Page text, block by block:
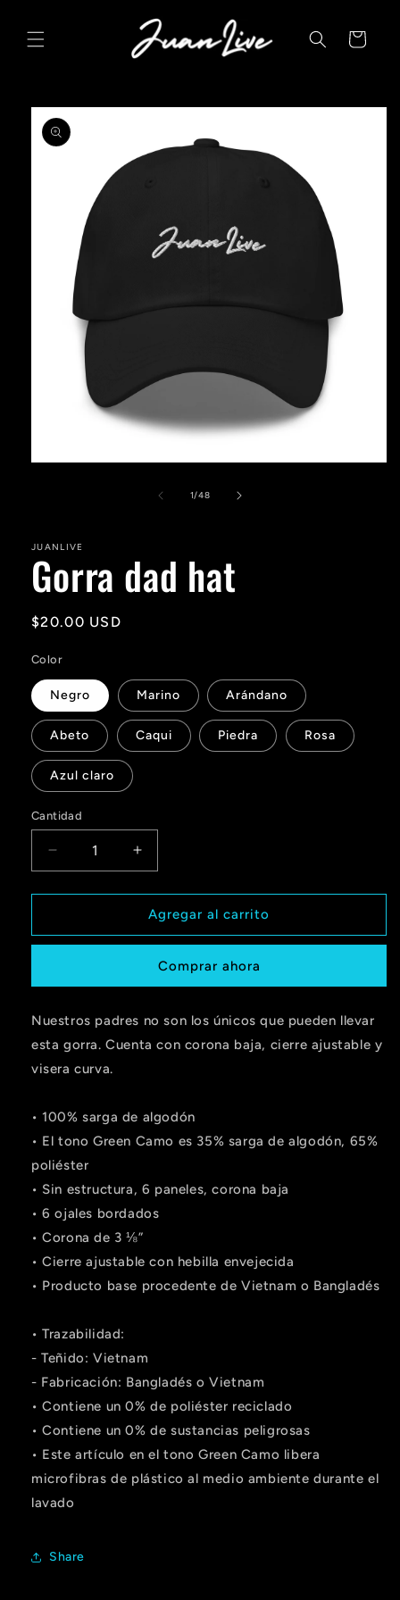
al contenido
Carrito
directamente
información
ventana
modal
1/de
48
JUANLIVE
Gorra dad hat
Precio
$20.00 USD
Color
Negro Marino Arándano
Abeto Caqui Piedra Rosa
Azul claro
Cantidad
Cantidad
Reducir
cantidad
para
dad
Aumentar
cantidad
para
Gorra
dad
Agregar al carrito
Comprar ahora
Nuestros padres no son los únicos que pueden llevar
esta gorra. Cuenta con corona baja, cierre ajustable y
visera curva.
• 100% sarga de algodón
• El tono Green Camo es 35% sarga de algodón, 65%
poliéster
• Sin estructura, 6 paneles, corona baja
• 6 ojales bordados
• Corona de 3 ⅛”
• Cierre ajustable con hebilla envejecida
• Producto base procedente de Vietnam o Bangladés
• Trazabilidad:
- Teñido: Vietnam
- Fabricación: Bangladés o Vietnam
• Contiene un 0% de poliéster reciclado
• Contiene un 0% de sustancias peligrosas
• Este artículo en el tono Green Camo libera
microfibras de plástico al medio ambiente durante el
lavado
Share